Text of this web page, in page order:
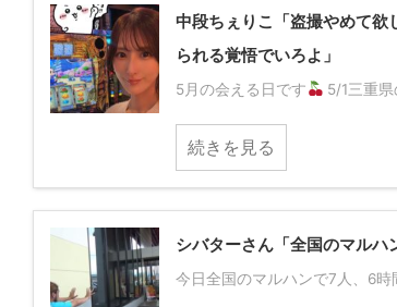
中段ちぇりこ「盗撮やめて
られる覚悟でいろよ」
5月の会える日です 5/1三重
続きを見る
シバターさん「全国のマルハ
今日全国のマルハンで7人、6